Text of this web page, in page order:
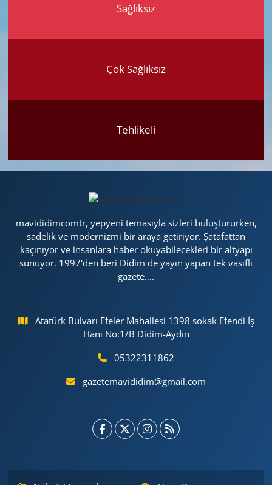
Sağlıksız
Çok Sağlıksız
Tehlikeli
mavididimcomtr, yepyeni temasıyla sizleri buluştururken,
sadelik ve modernizmi bir araya getiriyor. Şatafattan
kaçınıyor ve insanlara haber okuyabilecekleri bir altyapı
sunuyor. 1997'den beri Didim de yayın yapan tek vasıflı
gazete....
Atatürk Bulvarı Efeler Mahallesi 1398 sokak Efendi İş
Hanı No:1/B Didim-Aydın
05322311862
gazetemavididim@gmail.com